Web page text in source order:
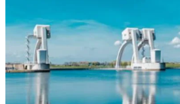
Estudos ambientais EIA rima
Estudos ambientais para licenciamento
Estudos espeleológicos
Gerenciamento de resíduos industriais